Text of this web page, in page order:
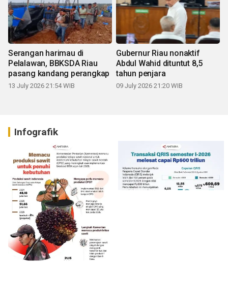
Serangan harimau di
Pelalawan, BBKSDA Riau
pasang kandang perangkap
13 July 2026 21:54 WIB
Gubernur Riau nonaktif
Abdul Wahid dituntut 8,5
tahun penjara
09 July 2026 21:20 WIB
Infografik